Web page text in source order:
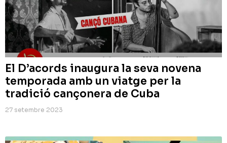
El D’acords inaugura la seva novena
temporada amb un viatge per la
tradició cançonera de Cuba
27 setembre 2023